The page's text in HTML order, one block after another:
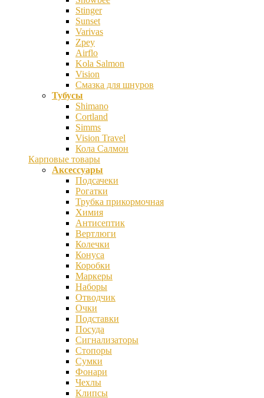
Stinger
Sunset
Varivas
Zpey
Airflo
Kola Salmon
Vision
Смазка для шнуров
Тубусы
Shimano
Cortland
Simms
Vision Travel
Кола Салмон
Карповые товары
Аксессуары
Подсачеки
Рогатки
Трубка прикормочная
Химия
Антисептик
Вертлюги
Колечки
Конуса
Коробки
Маркеры
Наборы
Отводчик
Очки
Подставки
Посуда
Сигнализаторы
Стопоры
Сумки
Фонари
Чехлы
Клипсы